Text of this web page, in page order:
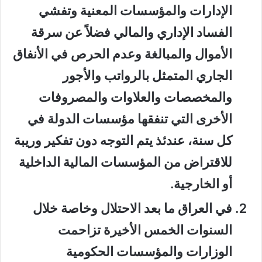
الإدارات والمؤسسات المعنية وتفشي
الفساد الإداري والمالي فضلاً عن سرقة
الأموال والمبالغة وعدم الحرص في الأنفاق
الجاري المتمثل بالرواتب والأجور
والمخصصات والعلاوات والمصروفات
الأخرى التي تنفقها مؤسسات الدولة في
كل سنة، عندئذ يتم التوجه دون تفكير وريبة
للاقتراض من المؤسسات المالية الداخلية
أو الخارجية.
في العراق ما بعد الاحتلال وخاصة خلال
السنوات الخمس الأخيرة تزاحمت
الوزارات والمؤسسات الحكومية